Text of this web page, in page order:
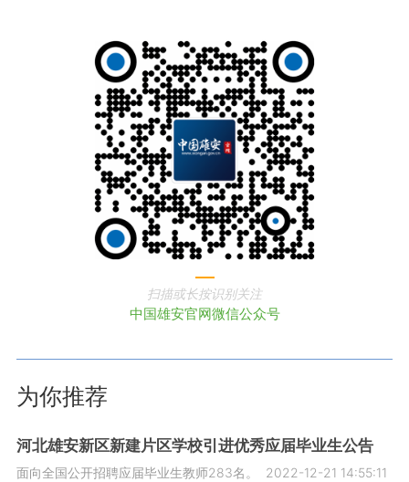
扫描或长按识别关注
中国雄安官网微信公众号
为你推荐
河北雄安新区新建片区学校引进优秀应届毕业生公告
面向全国公开招聘应届毕业生教师283名。 2022-12-21 14:55:11